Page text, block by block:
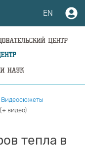
EN
Видеосюжеты
видео)
тепла в